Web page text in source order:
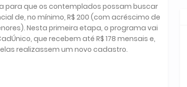
para que os contemplados possam buscar
de, no mínimo, R$ 200 (com acréscimo de
Nesta primeira etapa, o programa vai
que recebem até R$ 178 mensais e,
realizassem um novo cadastro.